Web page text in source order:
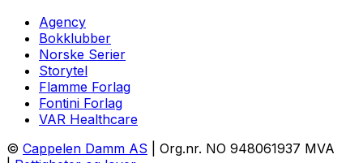
Agency
Bokklubber
Norske Serier
Storytel
Flamme Forlag
Fontini Forlag
VAR Healthcare
© Cappelen Damm AS | Org.nr. NO 948061937 MVA